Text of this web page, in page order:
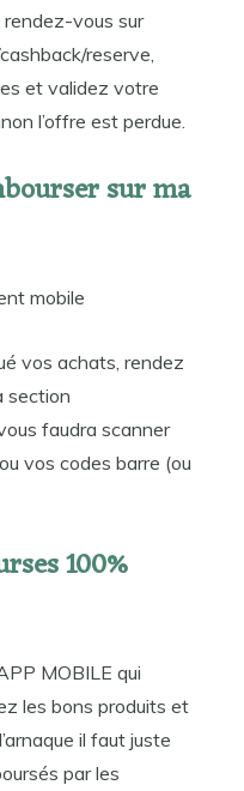
vous sur
reserve,
et validez votre
l’offre est perdue.
sur ma
mobile
vos achats, rendez
section
faudra scanner
vos codes barre (ou
100%
MOBILE qui
les bons produits et
il faut juste
par les